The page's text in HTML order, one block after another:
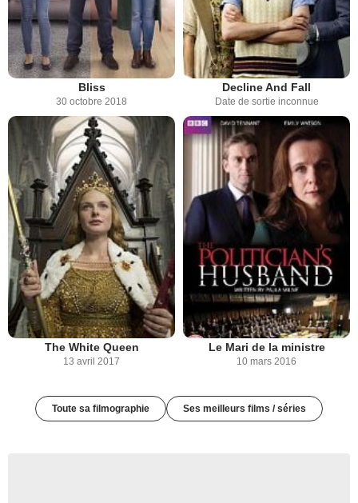
Bliss
30 octobre 2018
Decline And Fall
Date de sortie inconnue
The White Queen
13 avril 2017
Le Mari de la ministre
10 mars 2016
Toute sa filmographie Ses meilleurs films / séries